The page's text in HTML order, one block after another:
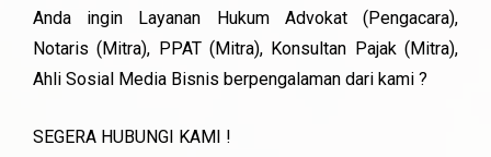
Anda ingin Layanan Hukum Advokat (Pengacara),
Notaris (Mitra), PPAT (Mitra), Konsultan Pajak (Mitra),
Ahli Sosial Media Bisnis berpengalaman dari kami ?
SEGERA HUBUNGI KAMI !